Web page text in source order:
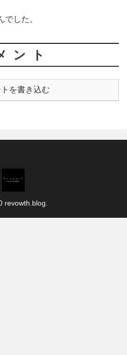
した。
ント
を書き込む
revowth.blog.